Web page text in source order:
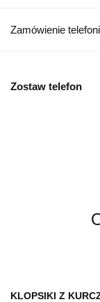
Zamówienie
Zostaw telefon
KLOPSIKI Z